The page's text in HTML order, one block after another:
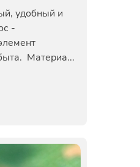
удобный и
-
Материа...